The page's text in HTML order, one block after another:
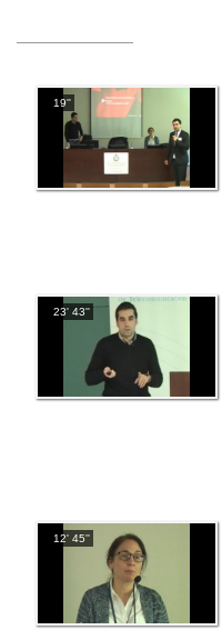
19''
23' 43''
12' 45''